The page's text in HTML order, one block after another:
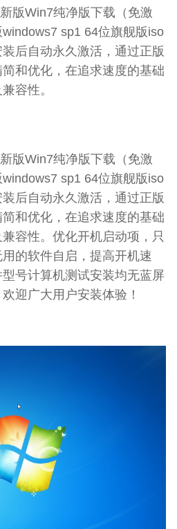
版Win7纯净版下载（免激
sp1 64位旗舰版iso
后自动永久激活，通过正版
和优化，在追求速度的基础
容性。
版Win7纯净版下载（免激
sp1 64位旗舰版iso
后自动永久激活，通过正版
和优化，在追求速度的基础
兼容性。优化开机启动项，只
的软件自启，提高开机速
号计算机测试安装均无蓝屏
迎广大用户安装体验！